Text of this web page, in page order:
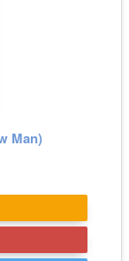
Man)